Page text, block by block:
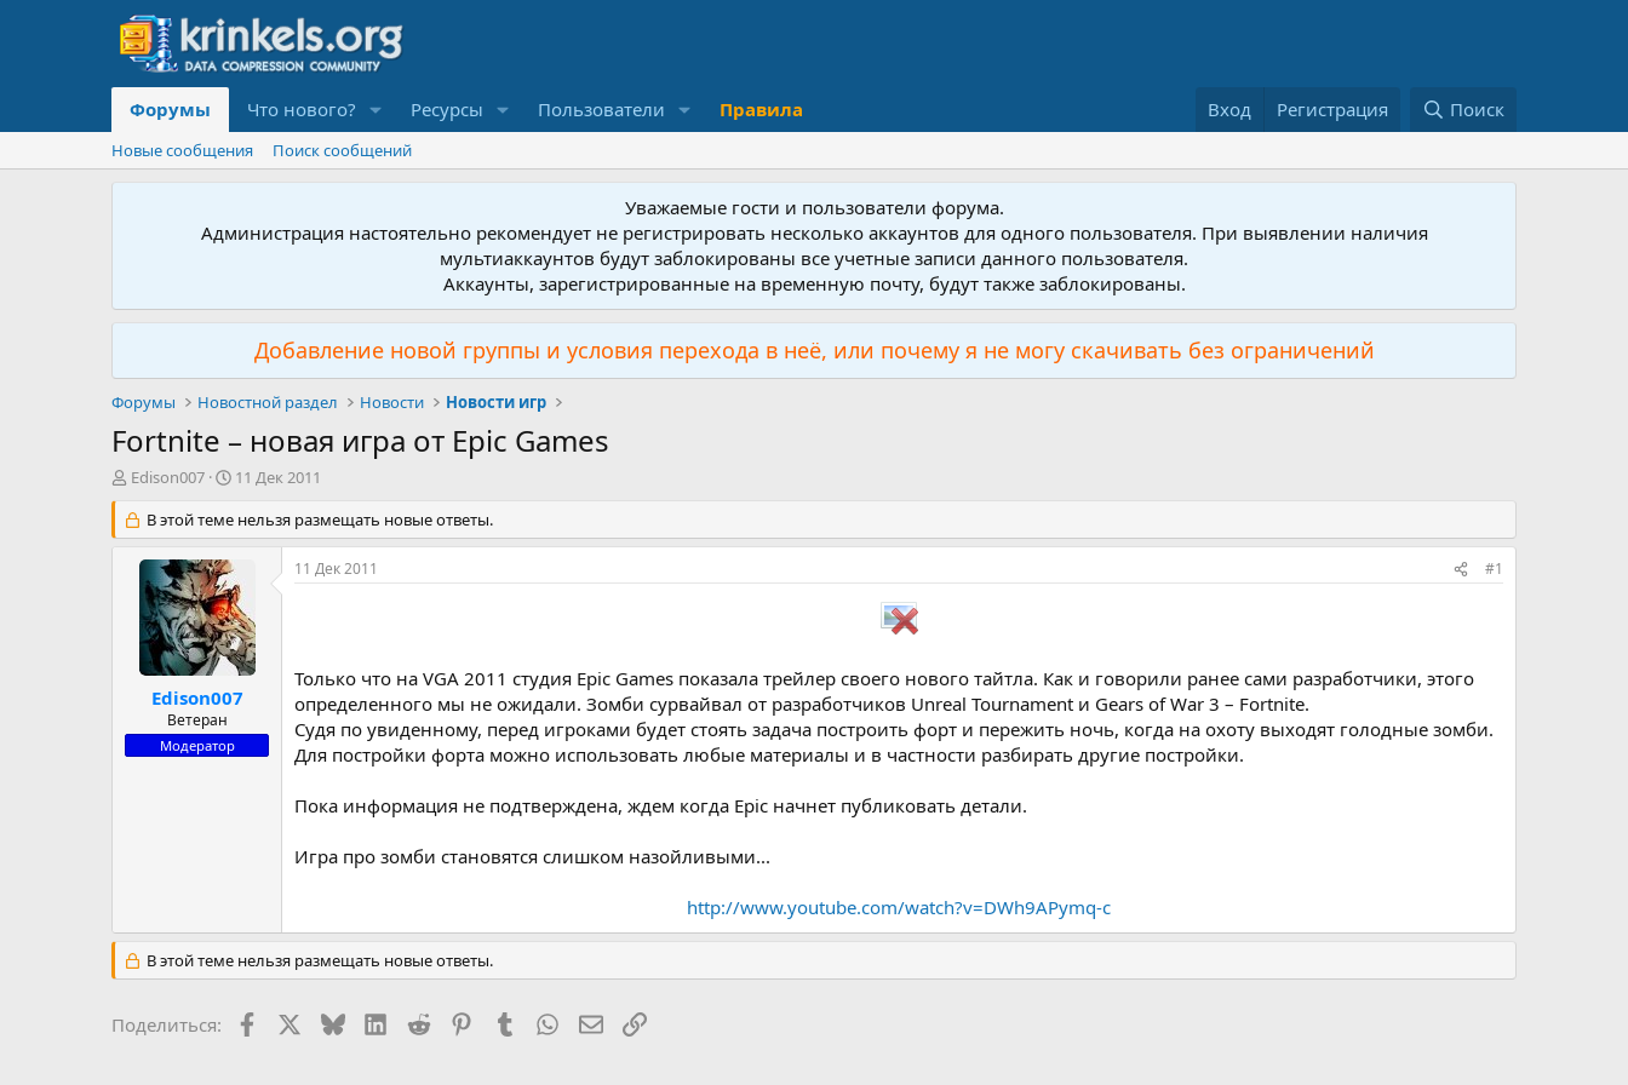
Форумы Что нового? Ресурсы Пользователи Правила Вход Регистрация Поиск
Новые сообщения Поиск сообщений
Уважаемые гости и пользователи форума.
Администрация настоятельно рекомендует не регистрировать несколько аккаунтов для одного пользователя. При выявлении наличия
мультиаккаунтов будут заблокированы все учетные записи данного пользователя.
Аккаунты, зарегистрированные на временную почту, будут также заблокированы.
Добавление новой группы и условия перехода в неё, или почему я не могу скачивать без ограничений
Форумы Новостной раздел Новости Новости игр
Fortnite – новая игра от Epic Games
А
т
о
Edison007
Д
т
а
а
ч
а
л
а
11 Дек 2011
В этой теме нельзя размещать новые ответы.
Edison007
Ветеран
Модератор
11 Дек 2011 #1
Только что на VGA 2011 студия Epic Games показала трейлер своего нового тайтла. Как и говорили ранее сами разработчики, этого
определенного мы не ожидали. Зомби сурвайвал от разработчиков Unreal Tournament и Gears of War 3 – Fortnite.
Судя по увиденному, перед игроками будет стоять задача построить форт и пережить ночь, когда на охоту выходят голодные зомби.
Для постройки форта можно использовать любые материалы и в частности разбирать другие постройки.
Пока информация не подтверждена, ждем когда Epic начнет публиковать детали.
Игра про зомби становятся слишком назойливыми...
http://www.youtube.com/watch?v=DWh9APymq-c
В этой теме нельзя размещать новые ответы.
Поделиться: FacebookX (Twitter)
BlueskyLinkedIn
Reddit PinterestTumblr WhatsApp
Электронная почта
Ссылка